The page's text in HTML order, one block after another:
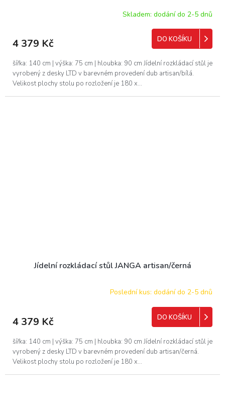
Skladem: dodání do 2-5 dnů
4 379 Kč DO KOŠÍKU
šířka: 140 cm | výška: 75 cm | hloubka: 90 cm Jídelní rozkládací stůl je
vyrobený z desky LTD v barevném provedení dub artisan/bílá.
Velikost plochy stolu po rozložení je 180 x...
Jídelní rozkládací stůl JANGA artisan/černá
Poslední kus: dodání do 2-5 dnů
4 379 Kč DO KOŠÍKU
šířka: 140 cm | výška: 75 cm | hloubka: 90 cm Jídelní rozkládací stůl je
vyrobený z desky LTD v barevném provedení dub artisan/černá.
Velikost plochy stolu po rozložení je 180 x...